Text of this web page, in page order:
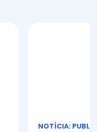
NOTÍCIA: